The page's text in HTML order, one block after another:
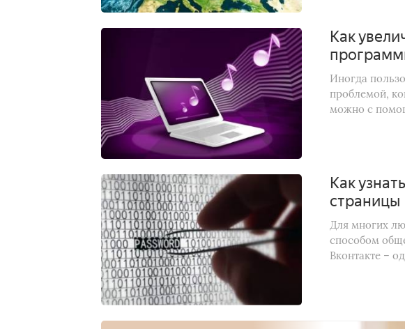
Как
Иногда
проблемой,
можно с
Как
страницы
Для многих
способом
Вконтакте –